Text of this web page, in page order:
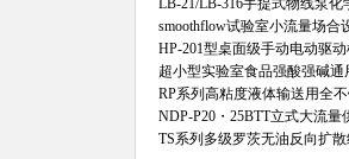
LB-21/LB-316手提式物线泵
smoothflow试验室小流量场合
HP-201型桌面级手动电动驱
超小型实验室食品强酸强碱通
RP系列高粘度液体输送用全
NDP-P20・25BTT立式大流
TS系列多级罗茨无油反向扩